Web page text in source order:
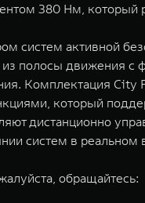
380 Нм, который
систем активной
полосы движения с
Комплектация
который
дистанционно
систем в реальном
обращайтесь: